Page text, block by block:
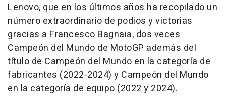
Lenovo, que en los últimos años ha recopilado un
número extraordinario de podios y victorias
gracias a Francesco Bagnaia, dos veces
Campeón del Mundo de MotoGP además del
título de Campeón del Mundo en la categoría de
fabricantes (2022-2024) y Campeón del Mundo
en la categoría de equipo (2022 y 2024).